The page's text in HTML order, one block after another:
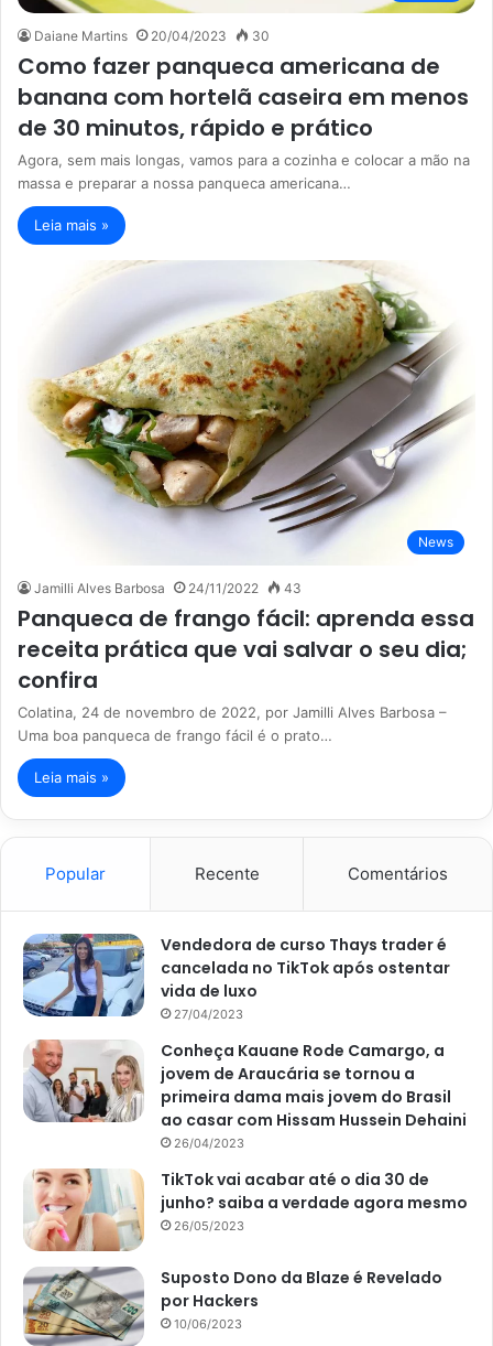
Daiane Martins 20/04/2023 30
Como fazer panqueca americana de
banana com hortelã caseira em menos
de 30 minutos, rápido e prático
Agora, sem mais longas, vamos para a cozinha e colocar a mão na
massa e preparar a nossa panqueca americana…
Leia mais »
News
Jamilli Alves Barbosa 24/11/2022 43
Panqueca de frango fácil: aprenda essa
receita prática que vai salvar o seu dia;
confira
Colatina, 24 de novembro de 2022, por Jamilli Alves Barbosa –
Uma boa panqueca de frango fácil é o prato…
Leia mais »
Popular Recente Comentários
Vendedora de curso Thays trader é
cancelada no TikTok após ostentar
vida de luxo
27/04/2023
Conheça Kauane Rode Camargo, a
jovem de Araucária se tornou a
primeira dama mais jovem do Brasil
ao casar com Hissam Hussein Dehaini
26/04/2023
TikTok vai acabar até o dia 30 de
junho? saiba a verdade agora mesmo
26/05/2023
Suposto Dono da Blaze é Revelado
por Hackers
10/06/2023